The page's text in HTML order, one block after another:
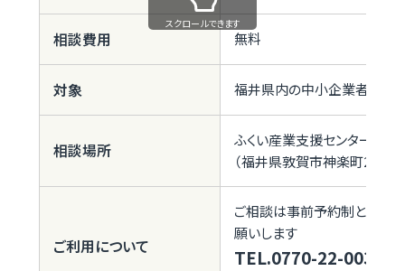
相談費用 無料
対象 福井県内の中小企業者・個
相談場所
ふくい産業支援センター嶺南
（福井県敦賀市神楽町2丁
ご利用について
ご相談は事前予約制とさせ
願いします
TEL.0770-22-0031
スクロールできます